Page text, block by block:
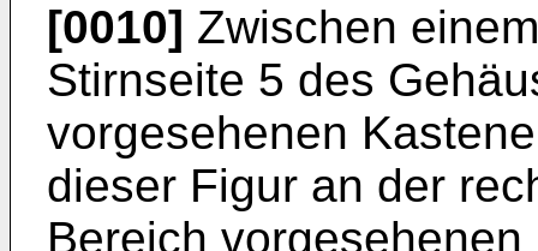
[0010] Zwischen
Stirnseite 5 des
vorgesehenen
dieser Figur an der
Bereich